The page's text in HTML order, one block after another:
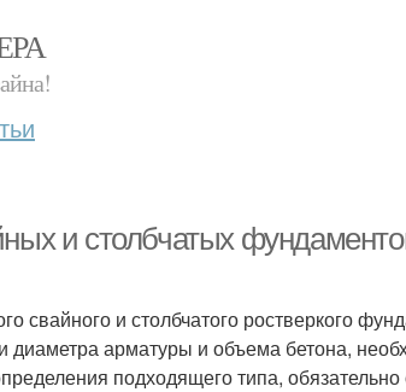
и столбчатых
свайного и столбчатого ростверкого
диаметра арматуры и объема бетона,
подходящего типа, обязательно